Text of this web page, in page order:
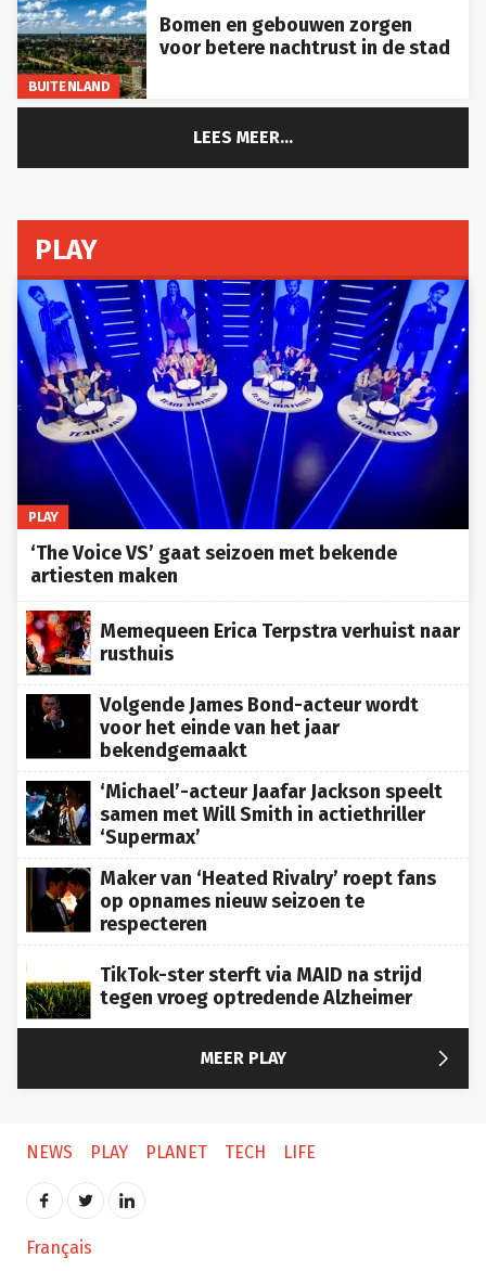
BUITENLAND
Bomen en gebouwen zorgen
voor betere nachtrust in de stad
LEES MEER...
PLAY
PLAY
‘The Voice VS’ gaat seizoen met bekende
artiesten maken
Memequeen Erica Terpstra verhuist naar
rusthuis
Volgende James Bond-acteur wordt
voor het einde van het jaar
bekendgemaakt
‘Michael’-acteur Jaafar Jackson speelt
samen met Will Smith in actiethriller
‘Supermax’
Maker van ‘Heated Rivalry’ roept fans
op opnames nieuw seizoen te
respecteren
TikTok-ster sterft via MAID na strijd
tegen vroeg optredende Alzheimer
MEER PLAY 
NEWS PLAY PLANET TECH LIFE
Français